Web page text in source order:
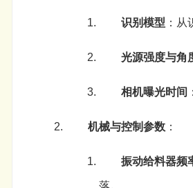
识别模型 ：
光源强度与角
相机曝光时间
机械与控制参数：
振动给料器频